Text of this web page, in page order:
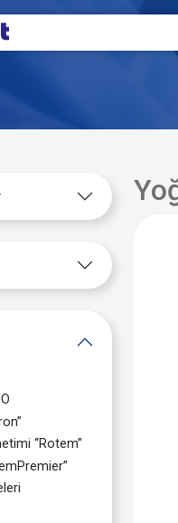
“Rotem”